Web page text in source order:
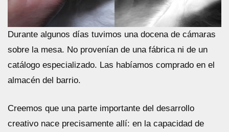
Durante algunos días tuvimos una docena de cámaras
sobre la mesa. No provenían de una fábrica ni de un
catálogo especializado. Las habíamos comprado en el
almacén del barrio.
Creemos que una parte importante del desarrollo
creativo nace precisamente allí: en la capacidad de